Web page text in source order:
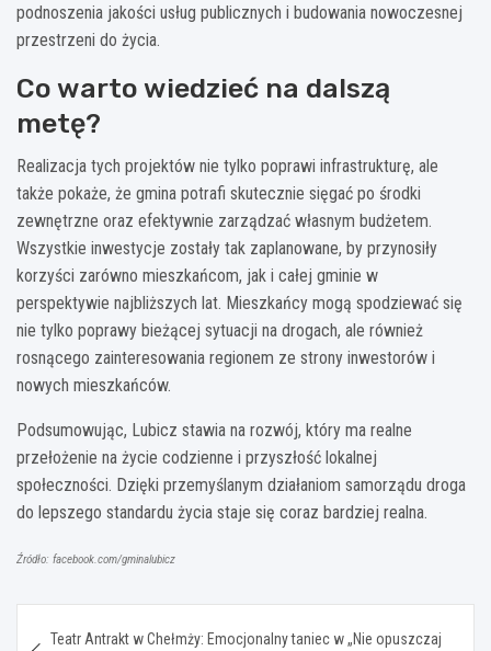
podnoszenia jakości usług publicznych i budowania nowoczesnej
przestrzeni do życia.
Co warto wiedzieć na dalszą
metę?
Realizacja tych projektów nie tylko poprawi infrastrukturę, ale
także pokaże, że gmina potrafi skutecznie sięgać po środki
zewnętrzne oraz efektywnie zarządzać własnym budżetem.
Wszystkie inwestycje zostały tak zaplanowane, by przynosiły
korzyści zarówno mieszkańcom, jak i całej gminie w
perspektywie najbliższych lat. Mieszkańcy mogą spodziewać się
nie tylko poprawy bieżącej sytuacji na drogach, ale również
rosnącego zainteresowania regionem ze strony inwestorów i
nowych mieszkańców.
Podsumowując, Lubicz stawia na rozwój, który ma realne
przełożenie na życie codzienne i przyszłość lokalnej
społeczności. Dzięki przemyślanym działaniom samorządu droga
do lepszego standardu życia staje się coraz bardziej realna.
Źródło: facebook.com/gminalubicz
Teatr Antrakt w Chełmży: Emocjonalny taniec w „Nie opuszczaj